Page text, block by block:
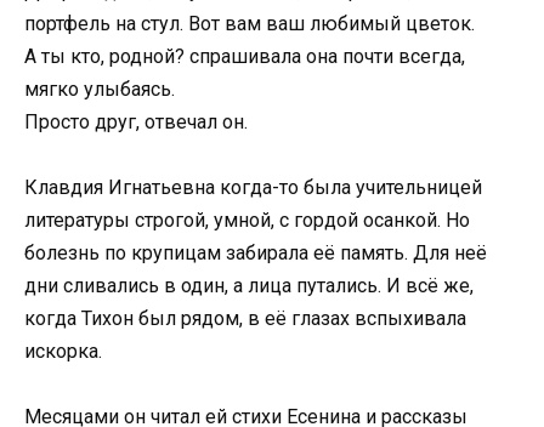
портфель на стул. Вот вам ваш любимый цветок.
А ты кто, родной? спрашивала она почти всегда,
мягко улыбаясь.
Просто друг, отвечал он.
Клавдия Игнатьевна когда-то была учительницей
литературы строгой, умной, с гордой осанкой. Но
болезнь по крупицам забирала её память. Для неё
дни сливались в один, а лица путались. И всё же,
когда Тихон был рядом, в её глазах вспыхивала
искорка.
Месяцами он читал ей стихи Есенина и рассказы